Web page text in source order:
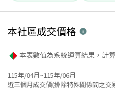
本社區成交價格
本表數值為系統運算結果，計
115年/04月~115年/06月
近三個月成交價(排除特殊關係間之交